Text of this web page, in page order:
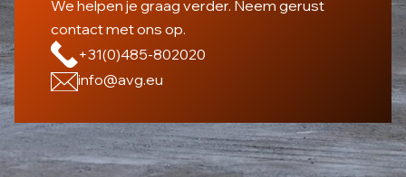
We helpen je graag verder. Neem gerust
contact met ons op.
+31(0)485-802020
info@avg.eu